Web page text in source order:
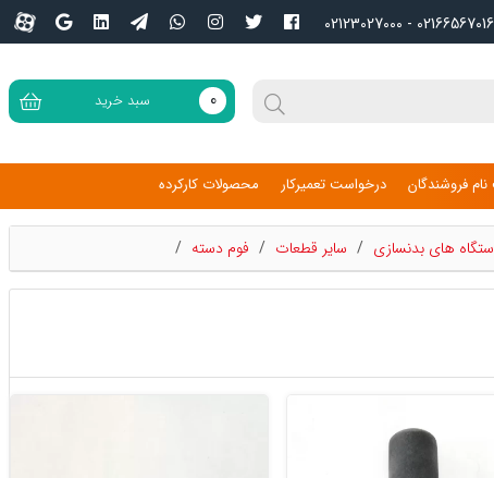
02166567016 - 02123027000
سبد خرید 0
فروشندگان درخواست تعمیرکار محصولات کارکرده
های بدنسازی / سایر قطعات / فوم دسته /